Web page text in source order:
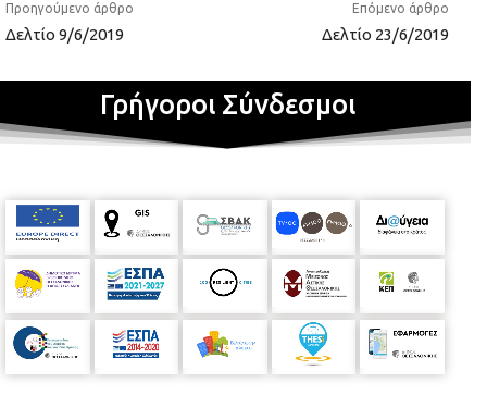
Προηγούμενο άρθρο
Δελτίο 9/6/2019
Επόμενο άρθρο
Δελτίο 23/6/2019
Γρήγοροι Σύνδεσμοι